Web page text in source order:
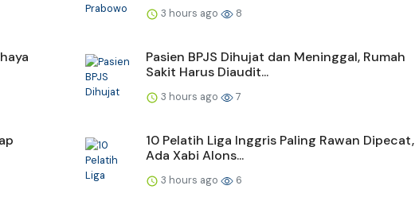
3 hours ago 8
Pasien BPJS Dihujat dan Meninggal, Rumah
Sakit Harus Diaudit...
3 hours ago 7
10 Pelatih Liga Inggris Paling Rawan Dipecat,
Ada Xabi Alons...
3 hours ago 6